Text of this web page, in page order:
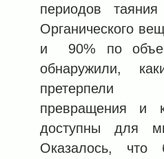
периодов
Органического
и 90% по
обнаружили,
претерпели
превращения и
доступны для
Оказалось, что